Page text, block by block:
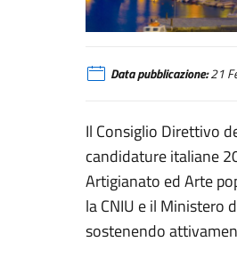
Faenza e La Spezia
Data pubblicazione:21
Il Consiglio Direttivo
candidature italiane
Artigianato ed Arte
la CNIU e il Ministero
sostenendo